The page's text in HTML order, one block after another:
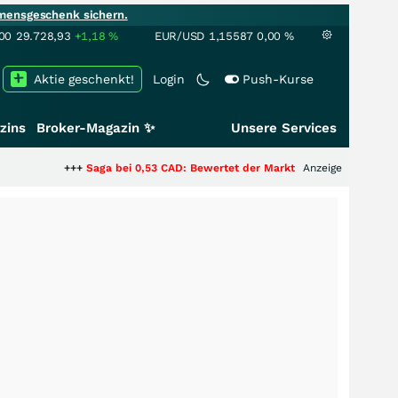
sichern.
29.728,93 +1,18% EUR/USD 1,15587 0,00 %
Login Push-Kurse
Aktie geschenkt!
Broker-Magazin ✨ Unsere Services
Saga bei 0,53 CAD: Bewertet der Markt noch immer nur die Hälfte
Anzeige